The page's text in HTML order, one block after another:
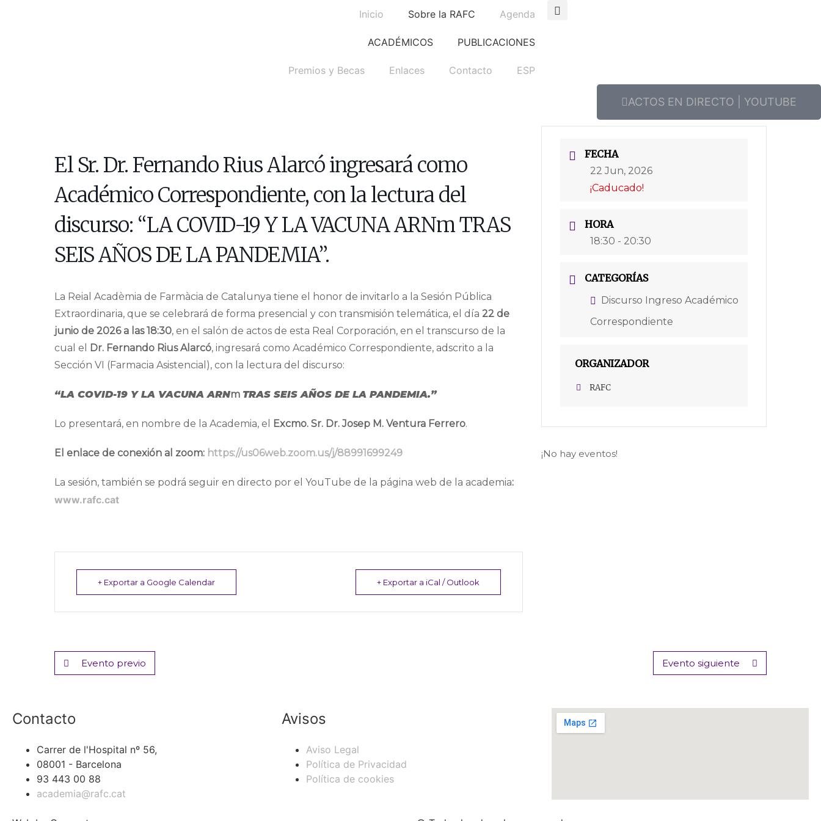
Inicio Sobre la RAFC Agenda
ACADÉMICOS PUBLICACIONES
Premios y Becas Enlaces Contacto ESP
ACTOS EN DIRECTO | YOUTUBE
El Sr. Dr. Fernando Rius Alarcó ingresará como
Académico Correspondiente, con la lectura del
discurso: “LA COVID-19 Y LA VACUNA ARNm TRAS
SEIS AÑOS DE LA PANDEMIA”.
La Reial Acadèmia de Farmàcia de Catalunya tiene el honor de invitarlo a la Sesión Pública
Extraordinaria, que se celebrará de forma presencial y con transmisión telemática, el día 22 de
junio de 2026 a las 18:30, en el salón de actos de esta Real Corporación, en el transcurso de la
cual el
Dr. Fernando Rius Alarcó, ingresará como Académico Correspondiente, adscrito a la
Sección VI (Farmacia Asistencial), con la lectura del discurso:
“LA COVID-19 Y LA VACUNA ARNm TRAS SEIS AÑOS DE LA PANDEMIA.”
Lo presentará, en nombre de la Academia, el Excmo. Sr. Dr. Josep M. Ventura Ferrero.
El enlace de conexión al zoom: https://us06web.zoom.us/j/88991699249
La sesión, también se podrá seguir en directo por el YouTube de la página web de la academia:
www.rafc.cat
+ Exportar a Google Calendar + Exportar a iCal / Outlook
FECHA
22 Jun, 2026
¡Caducado!
HORA
18:30 - 20:30
CATEGORÍAS
Discurso Ingreso Académico
Correspondiente
ORGANIZADOR
RAFC
¡No hay eventos!
Evento previo Evento siguiente
Contacto
Carrer de l'Hospital nº 56,
08001 - Barcelona
93 443 00 88
academia@rafc.cat
Avisos
Aviso Legal
Política de Privacidad
Política de cookies